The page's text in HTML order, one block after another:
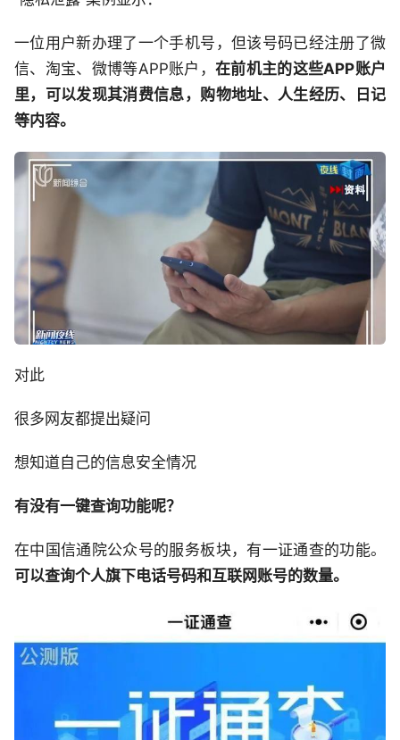
一位用户新办理了一个手机号，但该号码已经注册了微
信、淘宝、微博等APP账户， 在前机主的这些APP账户
里，可以发现其消费信息，购物地址、人生经历、日记
等内容。
对此
很多网友都提出疑问
想知道自己的信息安全情况
有没有一键查询功能呢？
在中国信通院公众号的服务板块，有一证通查的功能。
可以查询个人旗下电话号码和互联网账号的数量。